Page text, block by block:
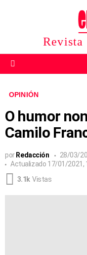
Revista
OPINIÓN
O humor
Camilo
por Redacción
28/03/
Actualizado 17/01/2021,
3.1k Vistas